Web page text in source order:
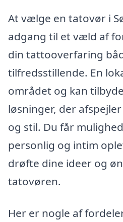
At vælge en tatovør i
adgang til et væld af
din tattooverfaring
tilfredsstillende. En
området og kan
løsninger, der
og stil. Du får
personlig og intim
drøfte dine ideer og
tatovøren.
Her er nogle af